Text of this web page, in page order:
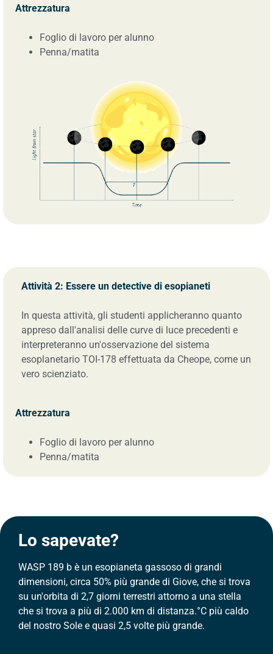
Attrezzatura
Foglio di lavoro per alunno
Penna/matita
Attività 2: Essere un detective di esopianeti
In questa attività, gli studenti applicheranno quanto
appreso dall'analisi delle curve di luce precedenti e
interpreteranno un'osservazione del sistema
esoplanetario TOI-178 effettuata da Cheope, come un
vero scienziato.
Attrezzatura
Foglio di lavoro per alunno
Penna/matita
Lo sapevate?
WASP 189 b è un esopianeta gassoso di grandi
dimensioni, circa 50% più grande di Giove, che si trova
su un'orbita di 2,7 giorni terrestri attorno a una stella
che si trova a più di 2.000 km di distanza.°C più caldo
del nostro Sole e quasi 2,5 volte più grande.